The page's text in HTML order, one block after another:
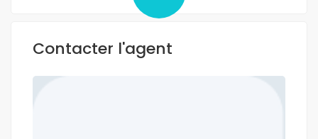
Contacter l'agent